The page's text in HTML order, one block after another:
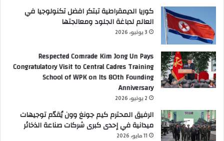
كوريا الديمقراطية تبتكر افضل تكنولوجيا في
العالم لدباغة الجلود ومعالجتها
3 يونيو، 2026
Respected Comrade Kim Jong Un Pays
Congratulatory Visit to Central Cadres Training
School of WPK on Its 80th Founding
Anniversary
2 يونيو، 2026
الرفيق المحترم كيم جونغ وون يُقدّم توجيهات
ميدانية في إحدى كبرى شركات صناعة الذخائر
11 مايو، 2026